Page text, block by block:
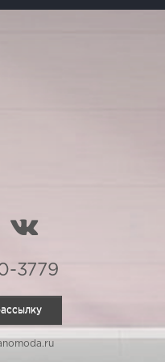
3779